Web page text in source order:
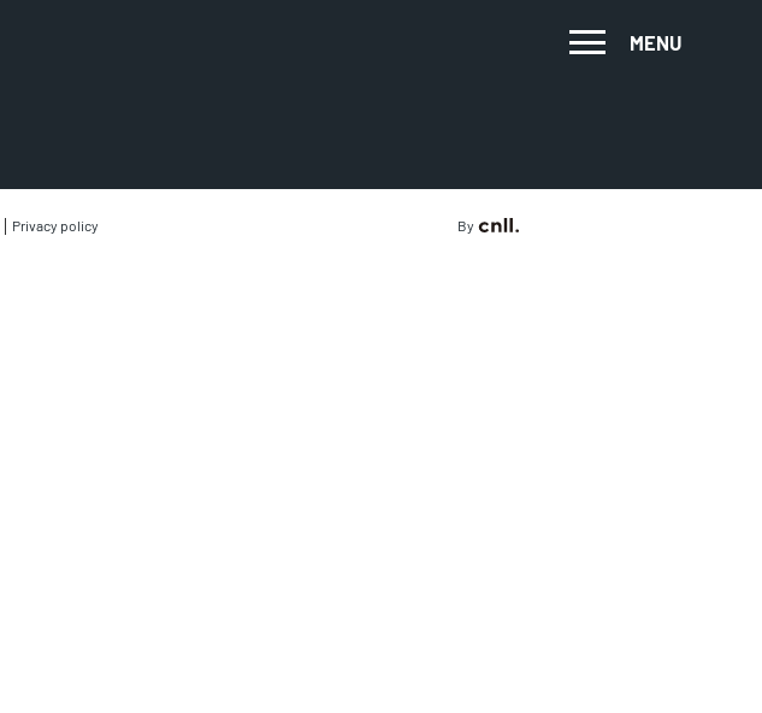
MENU
| Privacy policy By